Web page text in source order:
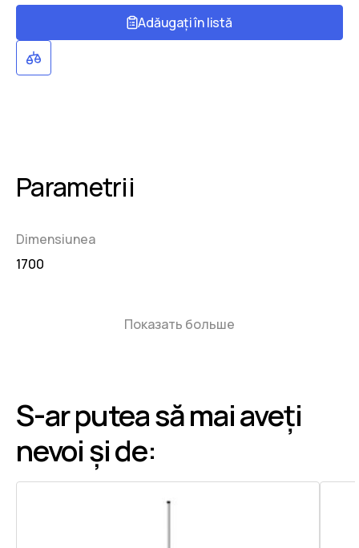
Adăugați în listă
Parametrii
Dimensiunea
1700
Показать больше
S-ar putea să mai aveți
nevoi și de: